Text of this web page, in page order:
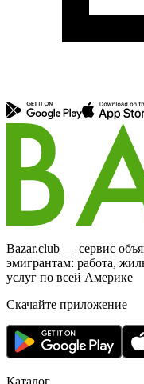
Bazar.club — сервис
эмигрантам: работа,
услуг по всей Америке
Скачайте приложение
Каталог